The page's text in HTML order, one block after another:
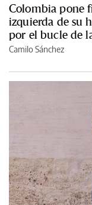
Colombia pone
izquierda de su
por el bucle de
Camilo Sánchez